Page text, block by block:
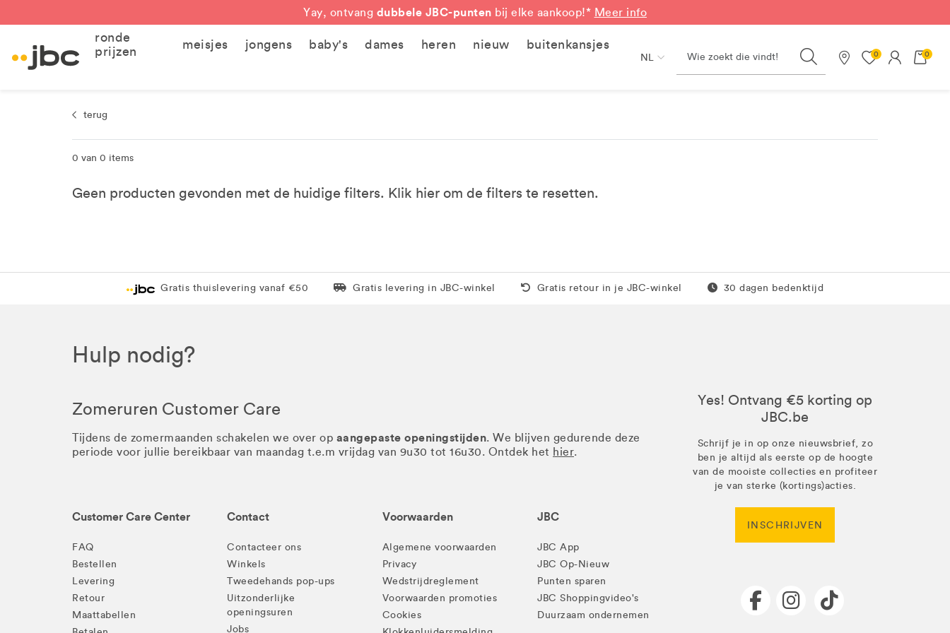
Yay, ontvang dubbele JBC-punten bij elke aankoop!* Meer info
ronde
prijzen
meisjes jongens baby's dames heren nieuw buitenkansjes
NL Search
Onze winkels
0 0
terug
0 van 0 items
Geen producten gevonden met de huidige filters. Klik hier om de filters te resetten.
Gratis thuislevering vanaf €50 Levering in 1 pakket
Gratis levering in JBC-winkel Gratis thuis vanaf 50 euro
Gratis retour in je JBC-winkel Gratis retour
30 dagen bedenktijd
Hulp nodig?
Zomeruren Customer Care
Tijdens de zomermaanden schakelen we over op aangepaste openingstijden. We blijven gedurende deze
periode voor jullie bereikbaar van maandag t.e.m vrijdag van 9u30 tot 16u30. Ontdek het hier.
Customer Care Center
FAQ
Bestellen
Levering
Retour
Maattabellen
Contact
Contacteer ons
Winkels
Tweedehands pop-ups
Uitzonderlijke
openingsuren
Jobs
Voorwaarden
Algemene voorwaarden
Privacy
Wedstrijdreglement
Voorwaarden promoties
Cookies
JBC
JBC App
JBC Op-Nieuw
Punten sparen
JBC Shoppingvideo's
Duurzaam ondernemen
Yes! Ontvang €5 korting op
JBC.be
Schrijf je in op onze nieuwsbrief, zo
ben je altijd als eerste op de hoogte
van de mooiste collecties en profiteer
je van sterke (kortings)acties.
INSCHRIJVEN